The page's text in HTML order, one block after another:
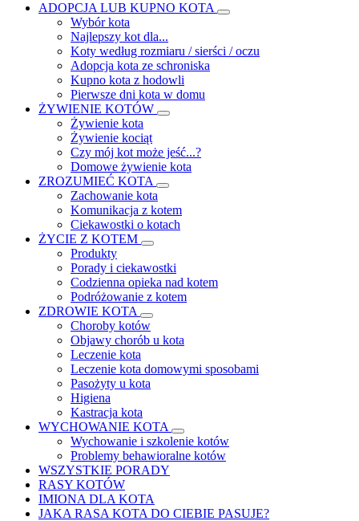
ADOPCJA LUB KUPNO KOTA
Wybór kota
Najlepszy kot dla...
Koty według rozmiaru / sierści / oczu
Adopcja kota ze schroniska
Kupno kota z hodowli
Pierwsze dni kota w domu
ŻYWIENIE KOTÓW
Żywienie kota
Żywienie kociąt
Czy mój kot może jeść...?
Domowe żywienie kota
ZROZUMIEĆ KOTA
Zachowanie kota
Komunikacja z kotem
Ciekawostki o kotach
ŻYCIE Z KOTEM
Produkty
Porady i ciekawostki
Codzienna opieka nad kotem
Podróżowanie z kotem
ZDROWIE KOTA
Choroby kotów
Objawy chorób u kota
Leczenie kota
Leczenie kota domowymi sposobami
Pasożyty u kota
Higiena
Kastracja kota
WYCHOWANIE KOTA
Wychowanie i szkolenie kotów
Problemy behawioralne kotów
WSZYSTKIE PORADY
RASY KOTÓW
IMIONA DLA KOTA
JAKA RASA KOTA DO CIEBIE PASUJE?